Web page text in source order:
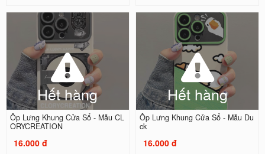
Hết hàng
Ốp Lưng Khung Cửa Sổ - Mẫu CL
ORYCREATION
16.000 đ
Hết hàng
Ốp Lưng Khung Cửa Sổ - Mẫu Du
ck
16.000 đ